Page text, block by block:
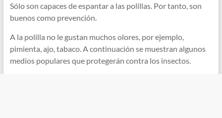
Sólo son capaces de espantar a las polillas. Por tanto, son
buenos como prevención.
A la polilla no le gustan muchos olores, por ejemplo,
pimienta, ajo, tabaco. A continuación se muestran algunos
medios populares que protegerán contra los insectos.